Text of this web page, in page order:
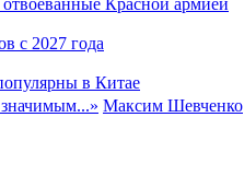
Красной армией
с 2027 года
в Китае
значимым...» Максим Шевченко